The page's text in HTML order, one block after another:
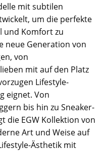
mit subtilen
um die perfekte
und Komfort zu
neue Generation von
von
mit auf den Platz
Lifestyle-
eignet. Von
bis hin zu Sneaker-
die EGW Kollektion von
Art und Weise auf
Ästhetik mit